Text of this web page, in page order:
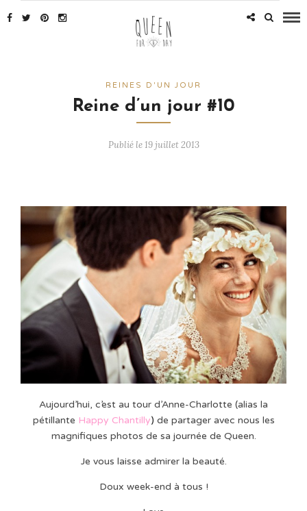
REINES D'UN JOUR
Reine d’un jour #10
Publié le 19 juillet 2013
Aujourd’hui, c’est au tour d’Anne-Charlotte (alias la
pétillante Happy Chantilly) de partager avec nous les
magnifiques photos de sa journée de Queen.
Je vous laisse admirer la beauté.
Doux week-end à tous !